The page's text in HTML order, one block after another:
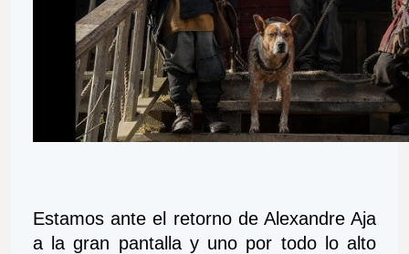
Estamos ante el retorno de Alexandre Aja
a la gran pantalla y uno por todo lo alto